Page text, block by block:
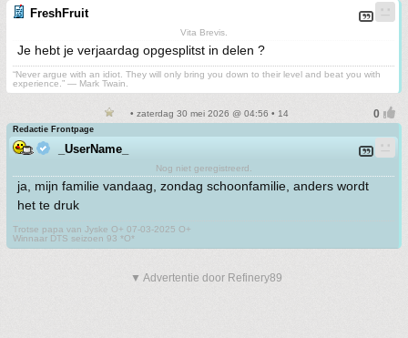
FreshFruit
Vita Brevis.
Je hebt je verjaardag opgesplitst in delen ?
“Never argue with an idiot. They will only bring you down to their level and beat you with
experience.” ― Mark Twain.
• zaterdag 30 mei 2026 @ 04:56 • 14
Redactie Frontpage
_UserName_
Nog niet geregistreerd.
ja, mijn familie vandaag, zondag schoonfamilie, anders wordt
het te druk
Trotse papa van Jyske O+ 07-03-2025 O+
Winnaar DTS seizoen 93 *O*
▼ Advertentie door Refinery89